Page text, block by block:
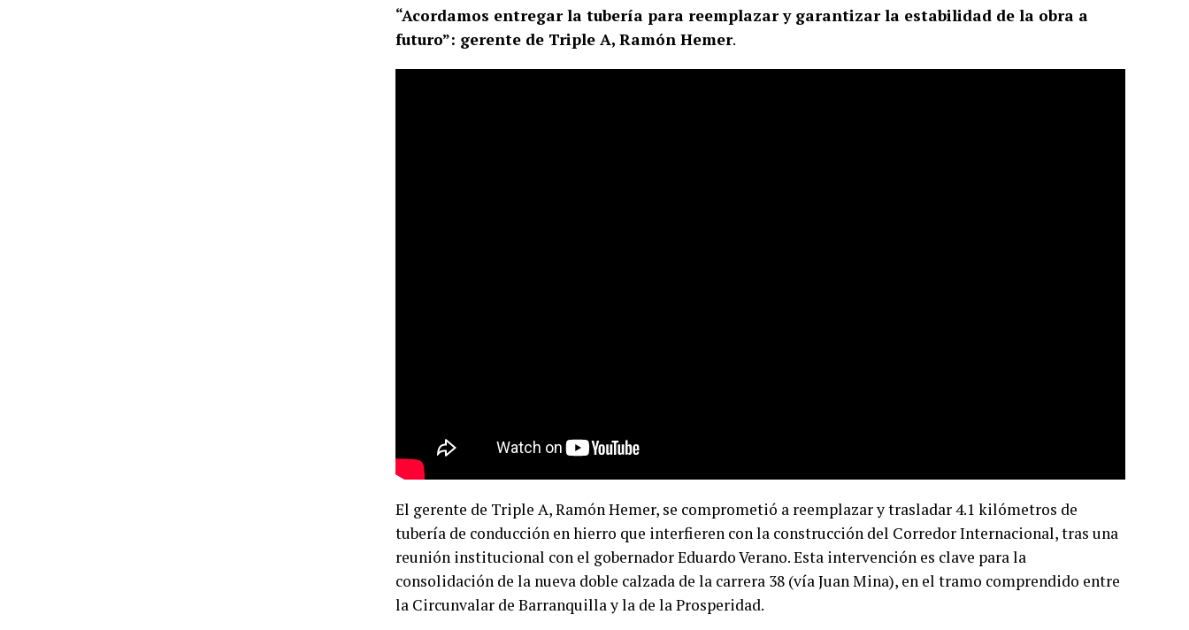
“Acordamos entregar la tubería para reemplazar y garantizar la estabilidad de la obra a
futuro”: gerente de Triple A, Ramón Hemer.
El gerente de Triple A, Ramón Hemer, se comprometió a reemplazar y trasladar 4.1 kilómetros de
tubería de conducción en hierro que interfieren con la construcción del Corredor Internacional, tras una
reunión institucional con el gobernador Eduardo Verano. Esta intervención es clave para la
consolidación de la nueva doble calzada de la carrera 38 (vía Juan Mina), en el tramo comprendido entre
la Circunvalar de Barranquilla y la de la Prosperidad.